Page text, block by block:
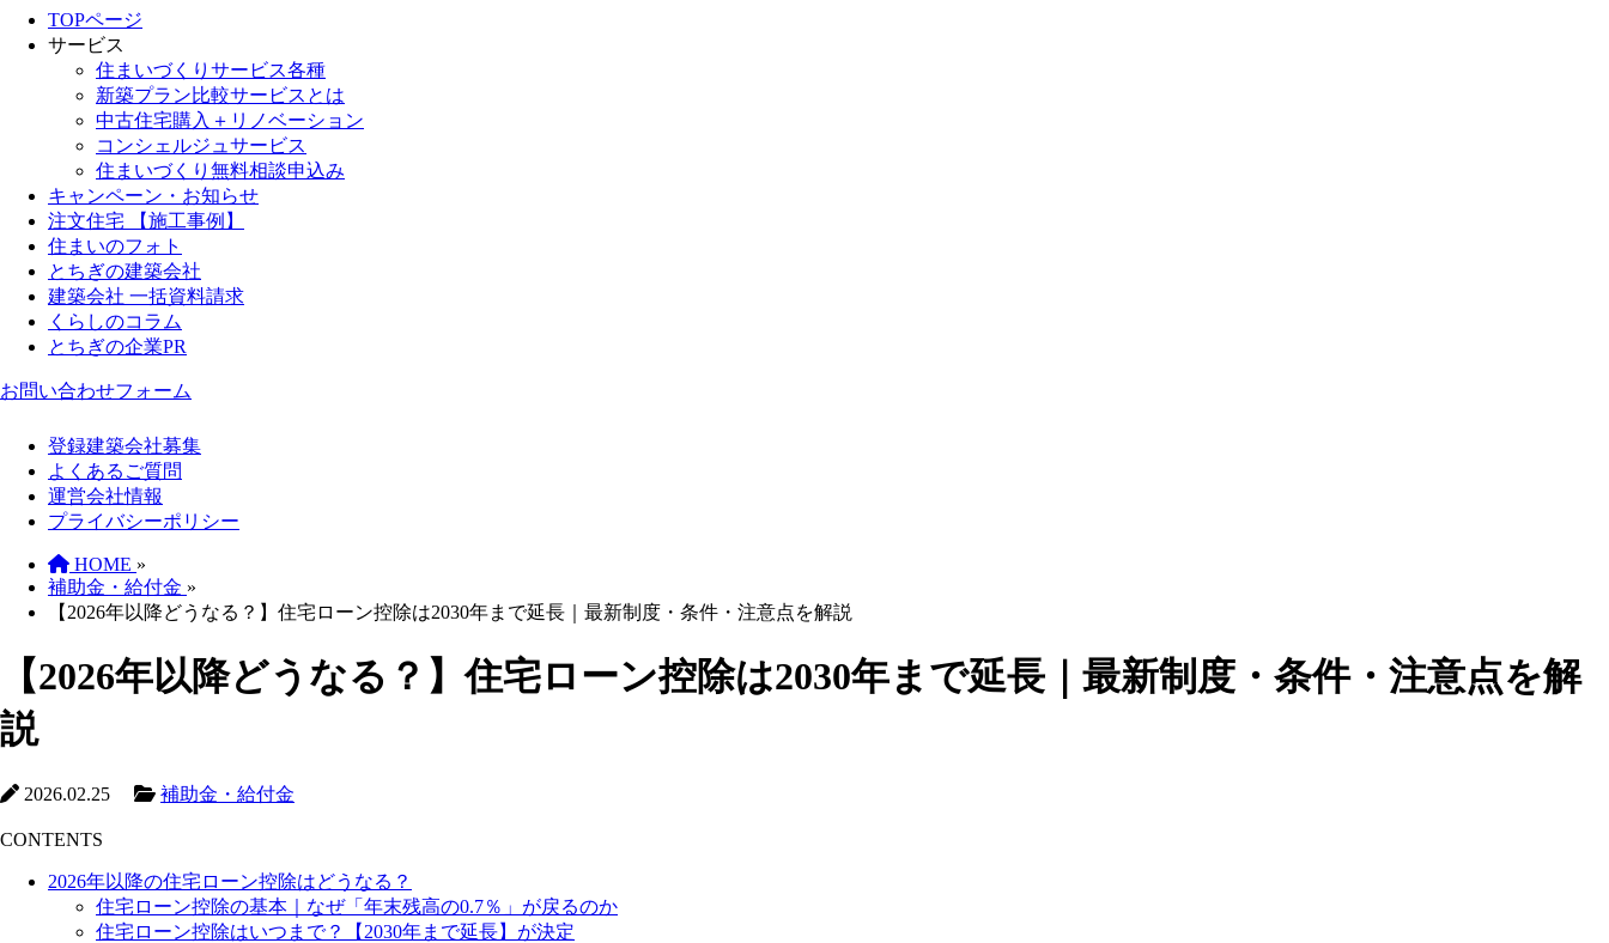
TOPページ
サービス
住まいづくりサービス各種
新築プラン比較サービスとは
中古住宅購入＋リノベーション
コンシェルジュサービス
住まいづくり無料相談申込み
キャンペーン・お知らせ
注文住宅 【施工事例】
住まいのフォト
とちぎの建築会社
建築会社 一括資料請求
くらしのコラム
とちぎの企業PR
お問い合わせフォーム
登録建築会社募集
よくあるご質問
運営会社情報
プライバシーポリシー
HOME »
補助金・給付金 »
【2026年以降どうなる？】住宅ローン控除は2030年まで延長｜最新制度・条件・注意点を解説
【2026年以降どうなる？】住宅ローン控除は2030年まで延長｜最新制度・条件・注意点を解
説
2026.02.25 補助金・給付金
CONTENTS
2026年以降の住宅ローン控除はどうなる？
住宅ローン控除の基本｜なぜ「年末残高の0.7％」が戻るのか
住宅ローン控除はいつまで？【2030年まで延長】が決定